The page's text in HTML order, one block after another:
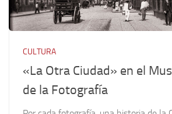
CULTURA
«La Otra Ciudad» en el
de la Fotografía